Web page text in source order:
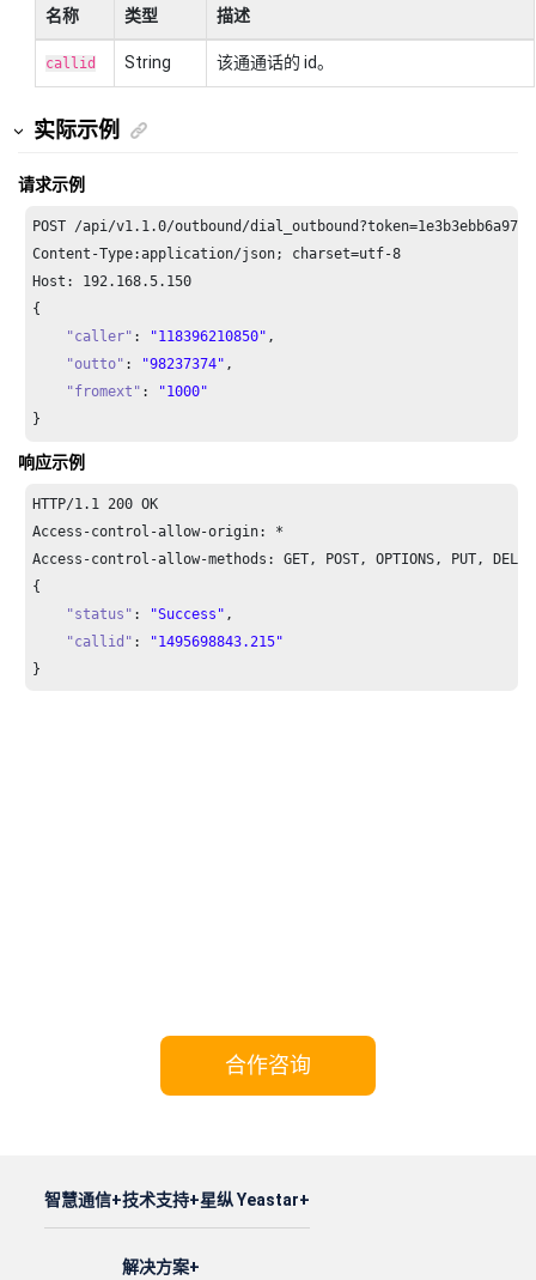
名称 类型 描述
callid String 该通通话的 id。
实际示例
请求示例
POST /api/v1. 1.0/outbound/dial_outbound?token=1e3
Content-Type:application/json; charset=utf-8
Host: 192.168.5.150
{
"caller" : "118396210850" ,
"outto" : "98237374" ,
"fromext" :
"1000"
}
响应示例
HTTP/1.1 200 OK
Access-control-allow-origin: *
Access-control-allow-methods: GET, POST, OPTIONS, PUT,
{
"status" : "Success" ,
"callid" :
"1495698843.215"
}
合作咨询
智慧通信 技术支持
解决方案
星纵 Yeastar